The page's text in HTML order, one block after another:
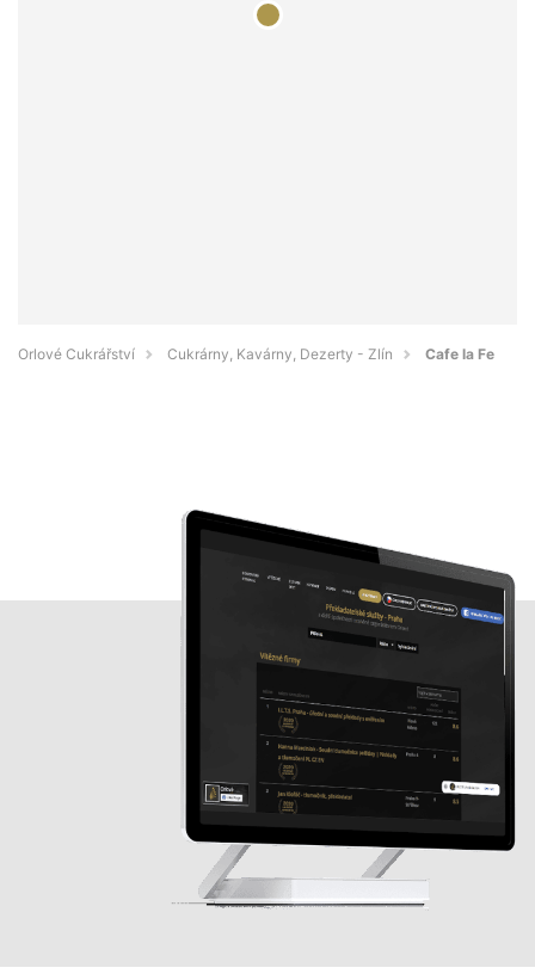
Orlové Cukrářství Cukrárny, Kavárny, Dezerty - Zlín Cafe la Fe